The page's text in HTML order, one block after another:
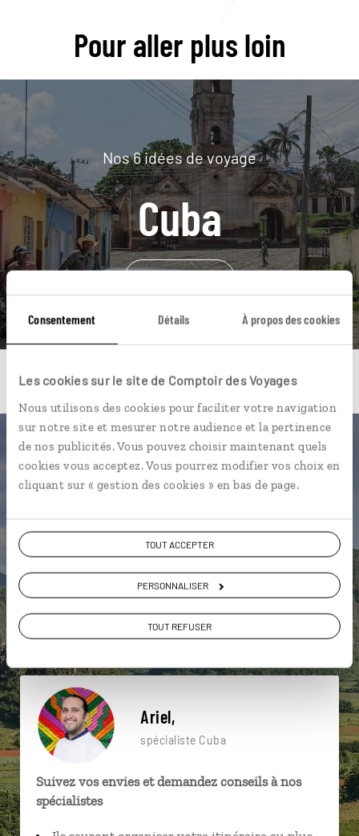
Consentement Détails À propos des cookies
Les cookies sur le site de Comptoir des Voyages
Nous utilisons des cookies pour faciliter votre navigation
sur notre site et mesurer notre audience et la pertinence
de nos publicités. Vous pouvez choisir maintenant quels
cookies vous acceptez. Vous pourrez modifier vos choix en
cliquant sur « gestion des cookies » en bas de page.
TOUT ACCEPTER
PERSONNALISER
TOUT REFUSER
Pour aller plus loin
Nos 6 idées de voyage
Cuba
Une envie de voyage
particulière ?
Caraïbes Cienfuegos Cayo Levisa
Las Terrazas
Ariel,
spécialiste Cuba
Suivez vos envies et demandez conseils à nos
spécialistes